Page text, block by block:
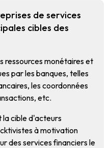
de services
cibles des
ressources monétaires et
par les banques, telles
les coordonnées
etc.
la cible d'acteurs
à motivation
des services financiers le